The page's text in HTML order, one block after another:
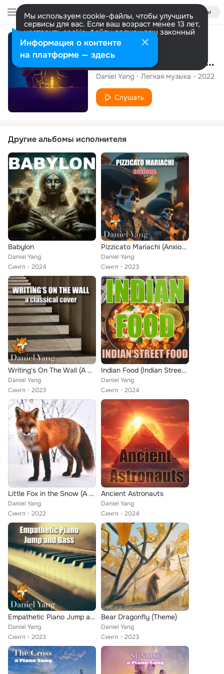
Войти
Мы используем cookie-файлы, чтобы улучшить
сервисы для вас. Если ваш возраст менее 13 лет,
настроить cookie-файлы должен ваш законный
представитель. Больше информации
Разрешить все Настроить
Сингл
Don't You Worry (A Piano Song)
Daniel Yang Легкая музыка 2022
Слушать
Другие альбомы исполнителя
Babylon
Daniel Yang
Сингл
2024
Pizzicato Mariachi (Anxious)
Daniel Yang
Сингл
2023
Writing's On The Wall (A Classical Cover)
Daniel Yang
Сингл
2023
Indian Food (Indian Street Food)
Daniel Yang
Сингл
2024
Little Fox in the Snow (A Piano Song)
Daniel Yang
Сингл
2022
Ancient Astronauts
Daniel Yang
Сингл
2024
Empathetic Piano Jump and Bass (A Piano Song)
Daniel Yang
Сингл
2023
Bear Dragonfly (Theme)
Daniel Yang
Сингл
2023
Информация о контенте
на платформе — здесь